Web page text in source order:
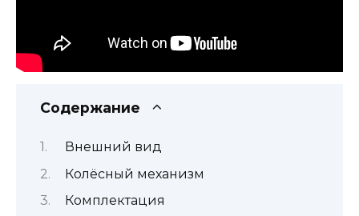
Содержание
Внешний вид
Колёсный механизм
Комплектация